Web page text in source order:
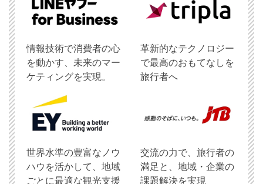
情報技術で消費者の心
を動かす、未来のマー
ケティングを実現。
革新的なテクノロジー
で最高のおもてなしを
旅行者へ
世界水準の豊富なノウ
ハウを活かして、地域
ごとに最適な観光支援
交流の力で、旅行者の
満足と、地域・企業の
課題解決を実現